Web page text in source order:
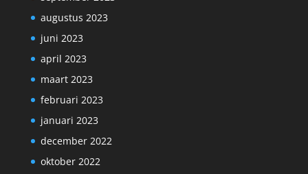
augustus 2023
juni 2023
april 2023
maart 2023
februari 2023
januari 2023
december 2022
oktober 2022